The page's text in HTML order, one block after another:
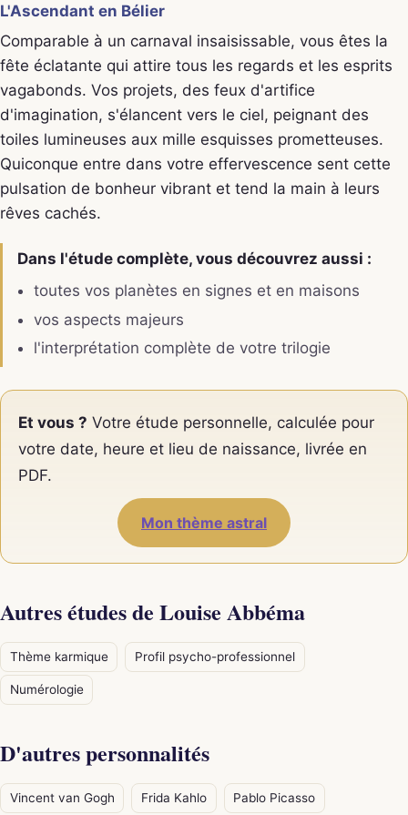
L'Ascendant en Bélier
Comparable à un carnaval insaisissable, vous êtes la
fête éclatante qui attire tous les regards et les esprits
vagabonds. Vos projets, des feux d'artifice
d'imagination, s'élancent vers le ciel, peignant des
toiles lumineuses aux mille esquisses prometteuses.
Quiconque entre dans votre effervescence sent cette
pulsation de bonheur vibrant et tend la main à leurs
rêves cachés.
Dans l'étude complète, vous découvrez aussi :
toutes vos planètes en signes et en maisons
vos aspects majeurs
l'interprétation complète de votre trilogie
Et vous ? Votre étude personnelle, calculée pour
votre date, heure et lieu de naissance, livrée en
PDF.
Mon thème astral
Autres études de Louise Abbéma
Thème karmique Profil psycho-professionnel
Numérologie
D'autres personnalités
Vincent van Gogh Frida Kahlo Pablo Picasso